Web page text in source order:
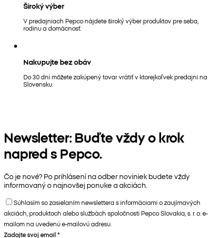
Široký výber
V predajniach Pepco nájdete široký výber produktov pre seba,
rodinu a domácnosť.
Nakupujte bez obáv
Do 30 dní môžete zakúpený tovar vrátiť v ktorejkoľvek predajni na
Slovensku.
Newsletter: Buďte vždy o krok
napred s Pepco.
Čo je nové? Po prihlásení na odber noviniek budete vždy
informovaný o najnovšej ponuke a akciách.
Súhlasím so zasielaním newslettera s informáciami o zaujímavých
akciách, produktoch alebo službách spoločnosti Pepco Slovakia, s. r. o. e-
mailom na uvedenú e-mailovú adresu.
Zadajte svoj email *